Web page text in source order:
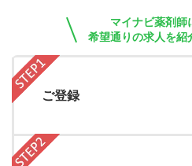
マイナビ薬剤師
希望通りの求人を紹
ご登録